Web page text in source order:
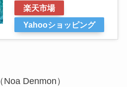
楽天市場
Yahooショッピング
Denmon）